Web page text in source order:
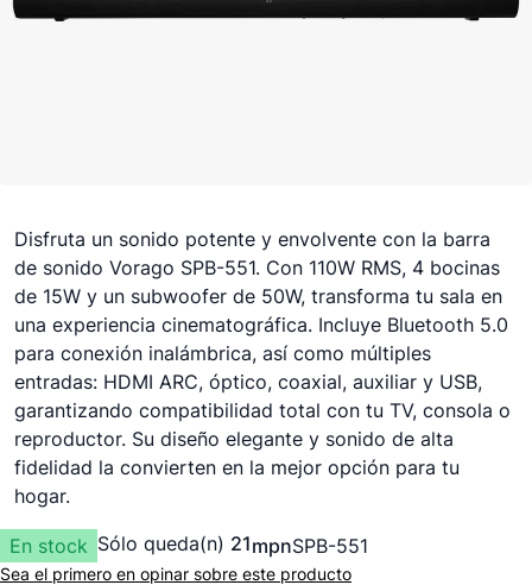
Disfruta un sonido potente y envolvente con la barra
de sonido Vorago SPB-551. Con 110W RMS, 4 bocinas
de 15W y un subwoofer de 50W, transforma tu sala en
una experiencia cinematográfica. Incluye Bluetooth 5.0
para conexión inalámbrica, así como múltiples
entradas: HDMI ARC, óptico, coaxial, auxiliar y USB,
garantizando compatibilidad total con tu TV, consola o
reproductor. Su diseño elegante y sonido de alta
fidelidad la convierten en la mejor opción para tu
hogar.
En stock Sólo queda(n) 21mpnSPB-551
Sea el primero en opinar sobre este producto